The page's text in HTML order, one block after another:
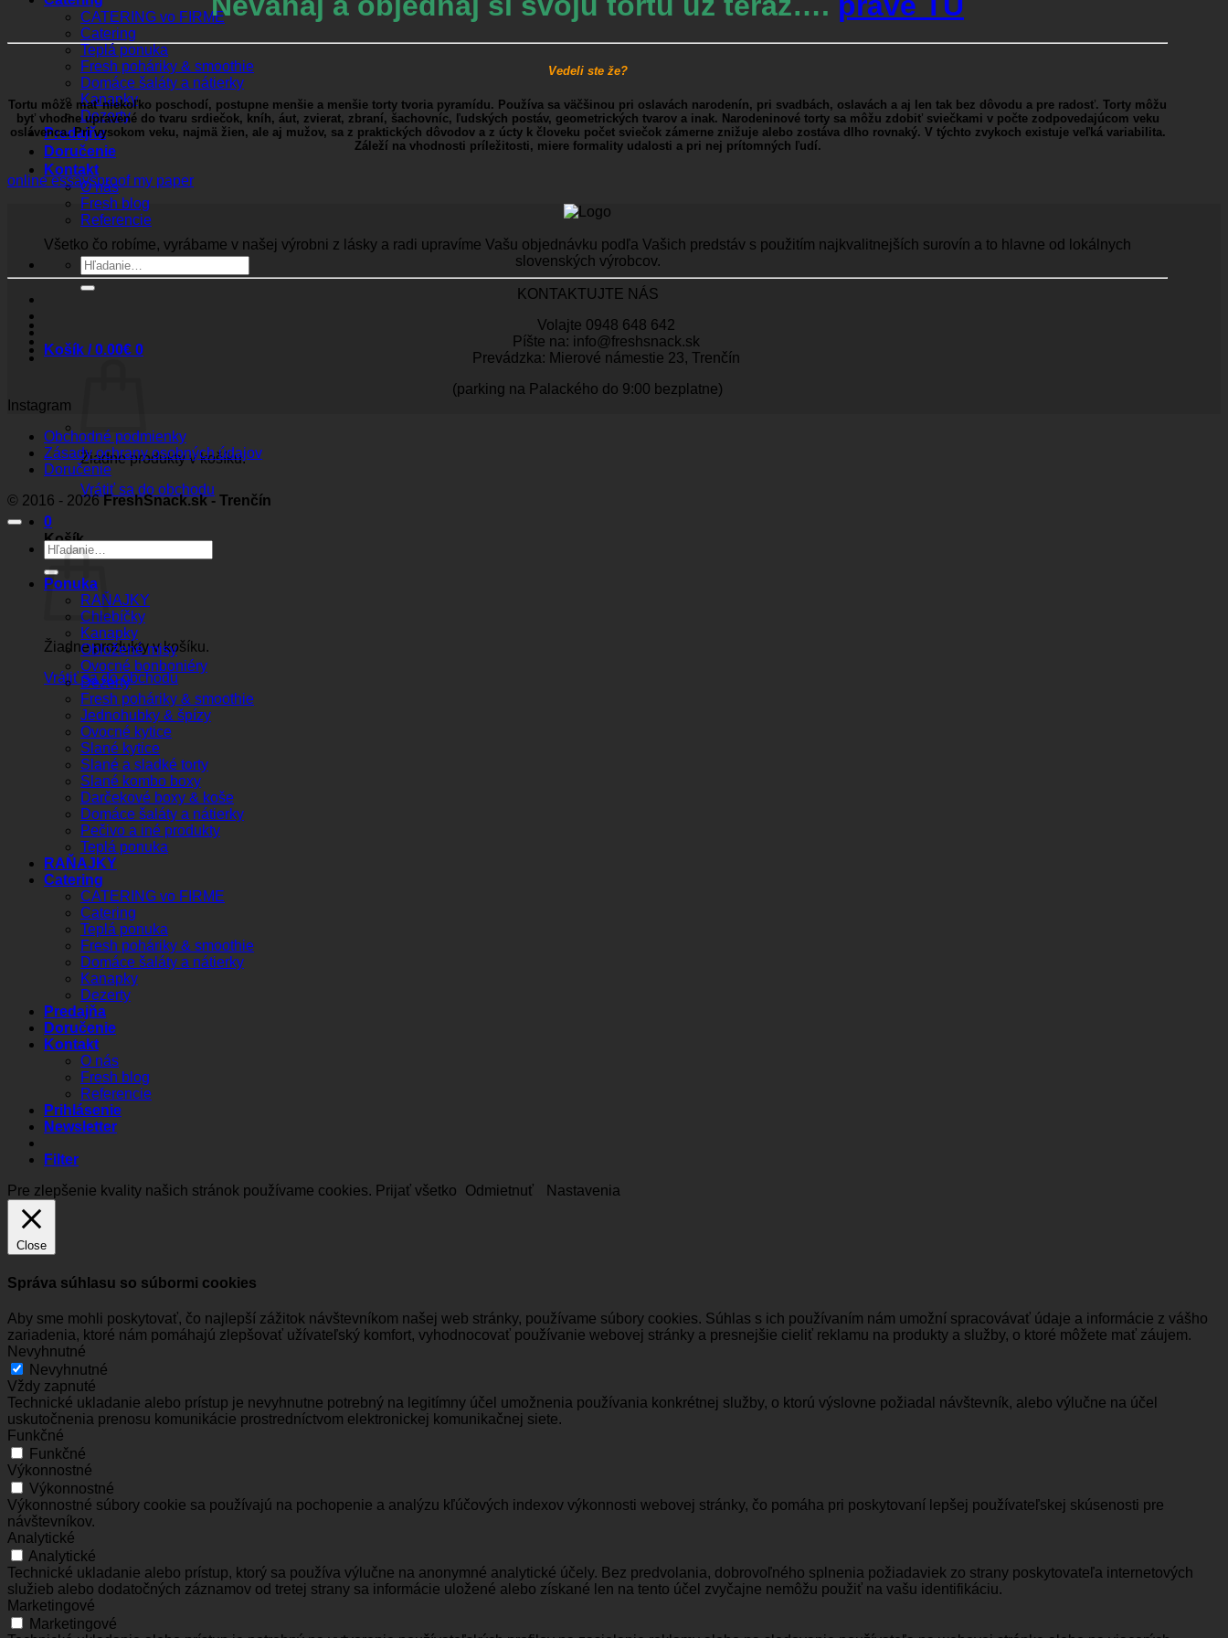
CATERING vo FIRME
Catering
Teplá ponuka
Fresh poháriky & smoothie
Domáce šaláty a nátierky
Kanapky
Dezerty
Predajňa
Doručenie
Kontakt
O nás
Fresh blog
Referencie
Hľadať:
Košík /0.00€ 0
Žiadne produkty v košíku.
Vrátiť sa do obchodu
0
Košík
Žiadne produkty v košíku.
Vrátiť sa do obchodu
Vedeli ste že?
Tortu môže mať niekoľko poschodí, postupne menšie a menšie torty tvoria pyramídu. Používa sa väčšinou pri oslavách narodenín, pri svadbách, oslavách a aj len tak bez dôvodu a pre radosť. Torty môžu
byť vhodne upravené do tvaru srdiečok, kníh, áut, zvierat, zbraní, šachovníc, ľudských postáv, geometrických tvarov a inak. Narodeninové torty sa môžu zdobiť sviečkami v počte zodpovedajúcom veku
oslávenca. Pri vysokom veku, najmä žien, ale aj mužov, sa z praktických dôvodov a z úcty k človeku počet sviečok zámerne znižuje alebo zostáva dlho rovnaký. V týchto zvykoch existuje veľká variabilita.
Záleží na vhodnosti príležitosti, miere formality udalosti a pri nej prítomných ľudí.
online essaysproof my paper
Všetko čo robíme, vyrábame v našej výrobni z lásky a radi upravíme Vašu objednávku podľa Vašich predstáv s použitím najkvalitnejších surovín a to hlavne od lokálnych
slovenských výrobcov.
KONTAKTUJTE NÁS
Volajte 0948 648 642
Píšte na: info@freshsnack.sk
Prevádzka: Mierové námestie 23, Trenčín
(parking na Palackého do 9:00 bezplatne)
Instagram
Obchodné podmienky
Zásady ochrany osobných údajov
Doručenie
© 2016 - 2026FreshSnack.sk - Trenčín
Hľadať:
Ponuka
RAŇAJKY
Chlebíčky
Kanapky
Obložené misy
Ovocné bonboniéry
Dezerty
Fresh poháriky & smoothie
Jednohubky & špízy
Ovocné kytice
Slané kytice
Slané a sladké torty
Slané kombo boxy
Darčekové boxy & koše
Domáce šaláty a nátierky
Pečivo a iné produkty
Teplá ponuka
RAŇAJKY
Catering
CATERING vo FIRME
Catering
Teplá ponuka
Fresh poháriky & smoothie
Domáce šaláty a nátierky
Kanapky
Dezerty
Predajňa
Doručenie
Kontakt
O nás
Fresh blog
Referencie
Prihlásenie
Newsletter
Filter
Pre zlepšenie kvality našich stránok používame cookies. Prijať všetko Odmietnuť Nastavenia
Close
Správa súhlasu so súbormi cookies
Aby sme mohli poskytovať, čo najlepší zážitok návštevníkom našej web stránky, používame súbory cookies. Súhlas s ich používaním nám umožní spracovávať údaje a informácie z vášho
zariadenia, ktoré nám pomáhajú zlepšovať užívateľský komfort, vyhodnocovať používanie webovej stránky a presnejšie cieliť reklamu na produkty a služby, o ktoré môžete mať záujem.
Nevyhnutné
Nevyhnutné
Vždy zapnuté
Technické ukladanie alebo prístup je nevyhnutne potrebný na legitímny účel umožnenia používania konkrétnej služby, o ktorú výslovne požiadal návštevník, alebo výlučne na účel
uskutočnenia prenosu komunikácie prostredníctvom elektronickej komunikačnej siete.
Funkčné
Funkčné
Výkonnostné
Výkonnostné
Výkonnostné súbory cookie sa používajú na pochopenie a analýzu kľúčových indexov výkonnosti webovej stránky, čo pomáha pri poskytovaní lepšej používateľskej skúsenosti pre
návštevníkov.
Analytické
Analytické
Technické ukladanie alebo prístup, ktorý sa používa výlučne na anonymné analytické účely. Bez predvolania, dobrovoľného splnenia požiadaviek zo strany poskytovateľa internetových
služieb alebo dodatočných záznamov od tretej strany sa informácie uložené alebo získané len na tento účel zvyčajne nemôžu použiť na vašu identifikáciu.
Marketingové
Marketingové